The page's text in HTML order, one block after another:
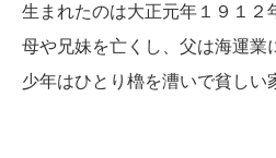
生まれたのは大正元年１９１２
母や兄妹を亡くし、父は海運業
少年はひとり櫓を漕いで貧しい